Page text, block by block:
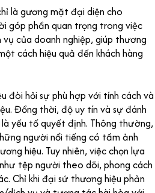
là gương mặt đại diện cho
góp phần quan trọng trong việc
của doanh nghiệp, giúp thương
cách hiệu quả đến khách hàng
đòi hỏi sự phù hợp với tính cách và
Đồng thời, độ uy tín và sự đánh
yếu tố quyết định. Thông thường,
người nổi tiếng có tầm ảnh
hiệu. Tuy nhiên, việc chọn lựa
tệp người theo dõi, phong cách
Chỉ khi đại sứ thương hiệu phản